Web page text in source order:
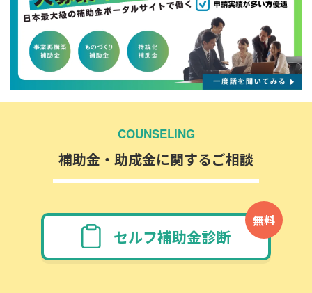
COUNSELING
補助金・助成金に関するご相談
無料
セルフ補助金診断